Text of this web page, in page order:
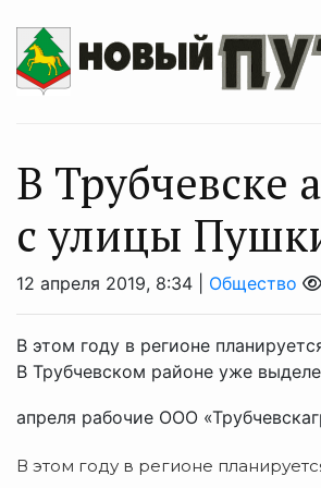
В Трубчевске
с улицы
12 апреля 2019, 8:34 | Общество
В этом году в регионе
В Трубчевском районе уже
апреля рабочие ООО
В этом году в регионе